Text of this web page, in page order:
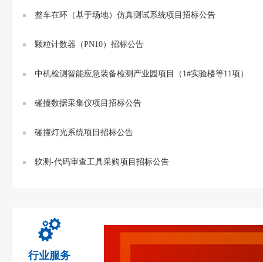
整车在环（基于场地）仿真测试系统项目招标公告
颗粒计数器（PN10）招标公告
中机检测智能应急装备检测产业园项目（1#实验楼等11项）
门禁、...
碰撞数据采集仪项目招标公告
碰撞灯光系统项目招标公告
软测-代码审查工具采购项目招标公告
行业服务